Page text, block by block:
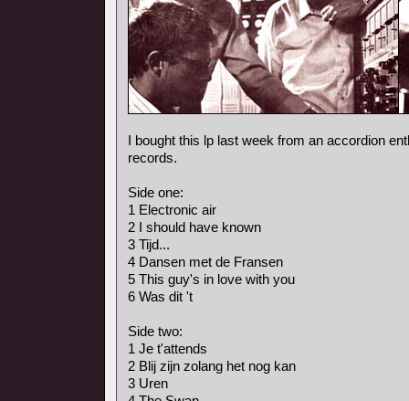
I bought this lp last week from an accordion
records.
Side one:
1 Electronic air
2 I should have known
3 Tijd...
4 Dansen met de Fransen
5 This guy's in love with you
6 Was dit 't
Side two:
1 Je t'attends
2 Blij zijn zolang het nog kan
3 Uren